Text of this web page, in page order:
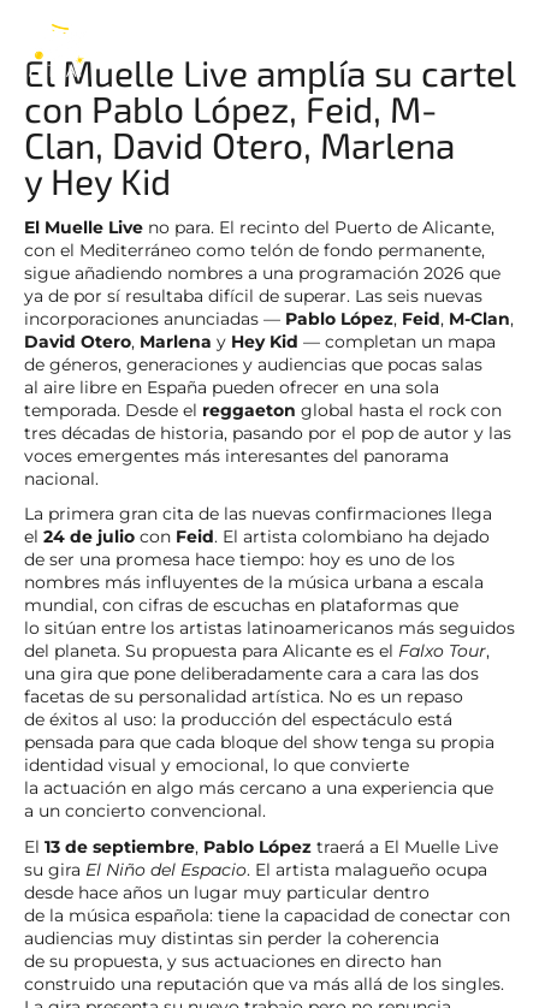
El Muelle Live amplía su cartel
con Pablo López, Feid, M-
Clan, David Otero, Marlena
y Hey Kid
El Muelle Live no para. El recinto del Puerto de Alicante,
con el Mediterráneo como telón de fondo permanente,
sigue añadiendo nombres a una programación 2026 que
ya de por sí resultaba difícil de superar. Las seis nuevas
incorporaciones anunciadas — Pablo López, Feid, M-Clan,
David Otero, Marlena y Hey Kid — completan un mapa
de géneros, generaciones y audiencias que pocas salas
al aire libre en España pueden ofrecer en una sola
temporada. Desde el reggaeton global hasta el rock con
tres décadas de historia, pasando por el pop de autor y las
voces emergentes más interesantes del panorama
nacional.
La primera gran cita de las nuevas confirmaciones llega
el 24 de julio con Feid. El artista colombiano ha dejado
de ser una promesa hace tiempo: hoy es uno de los
nombres más influyentes de la música urbana a escala
mundial, con cifras de escuchas en plataformas que
lo sitúan entre los artistas latinoamericanos más seguidos
del planeta. Su propuesta para Alicante es el Falxo Tour,
una gira que pone deliberadamente cara a cara las dos
facetas de su personalidad artística. No es un repaso
de éxitos al uso: la producción del espectáculo está
pensada para que cada bloque del show tenga su propia
identidad visual y emocional, lo que convierte
la actuación en algo más cercano a una experiencia que
a un concierto convencional.
El 13 de septiembre, Pablo López traerá a El Muelle Live
su gira El Niño del Espacio. El artista malagueño ocupa
desde hace años un lugar muy particular dentro
de la música española: tiene la capacidad de conectar con
audiencias muy distintas sin perder la coherencia
de su propuesta, y sus actuaciones en directo han
construido una reputación que va más allá de los singles.